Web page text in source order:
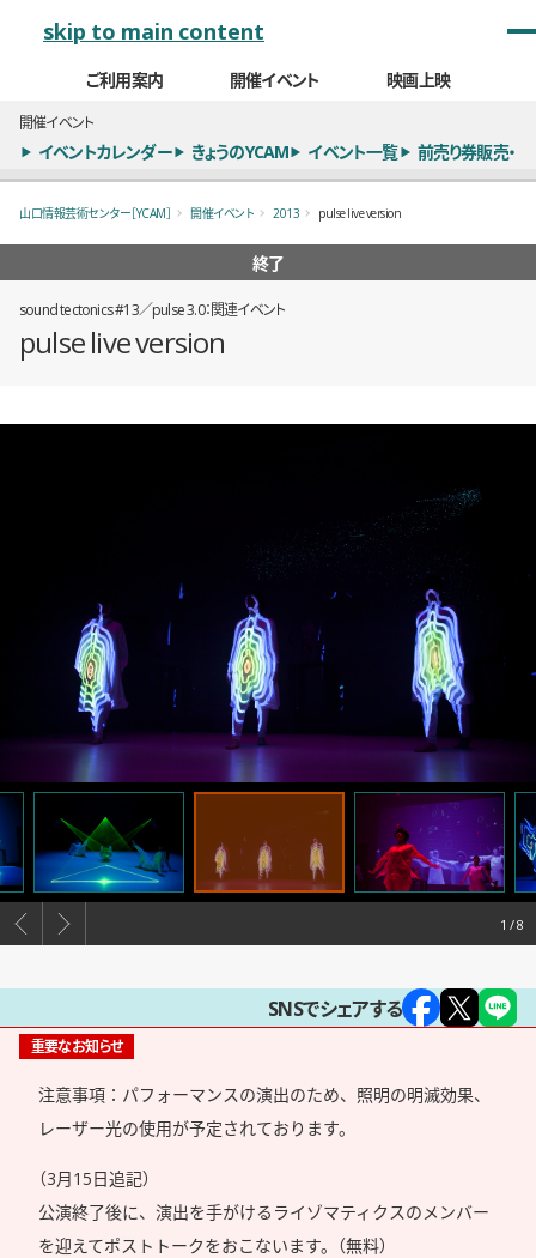
skip to main content
ご利用案内 開催イベント 映画上映
開催イベント
イベントカレンダー きょうのYCAM イベント一覧 前売り券販売・
山口情報芸術センター［YCAM］ 開催イベント 2013 pulse live version
終了
sound tectonics #13／pulse 3.0：関連イベント
pulse live version
1
SNSでシェアする
重要なお知らせ
注意事項：パフォーマンスの演出のため、照明の明滅効果、
レーザー光の使用が予定されております。
（3月15日追記）
公演終了後に、演出を手がけるライゾマティクスのメンバー
を迎えてポストトークをおこないます。（無料）